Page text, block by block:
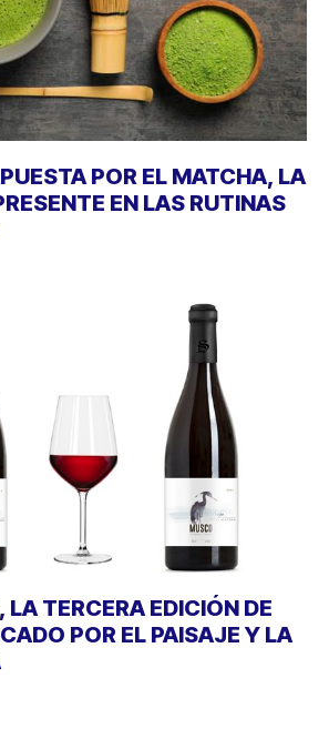
POR EL MATCHA, LA
EN LAS RUTINAS
TERCERA EDICIÓN DE
POR EL PAISAJE Y LA